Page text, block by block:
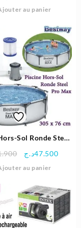
au panier
Sol Ronde Steel
filtration -Bestway
Le
était :
51.900د.ج.
47.500د.ج
Le
au panier